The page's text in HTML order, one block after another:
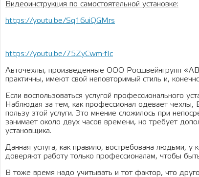
Видеоинструкция по самостоятельной установке:
https://youtu.be/Sq16uiQGMrs
https://youtu.be/75ZyCwm-fIc
Авточехлы, произведенные ООО Росшвейнгрупп
практичны, имеют свой неповторимый стиль и,
Если воспользоваться услугой профессионального
Наблюдая за тем, как профессионал одевает чехлы,
пользу этой услуги. Это мнение сложилось при
занимает около двух часов времени, но требует
установщика.
Данная услуга, как правило, востребована людьми, у
доверяют работу только профессионалам, чтобы
В тоже время надо учитывать и тот фактор, что